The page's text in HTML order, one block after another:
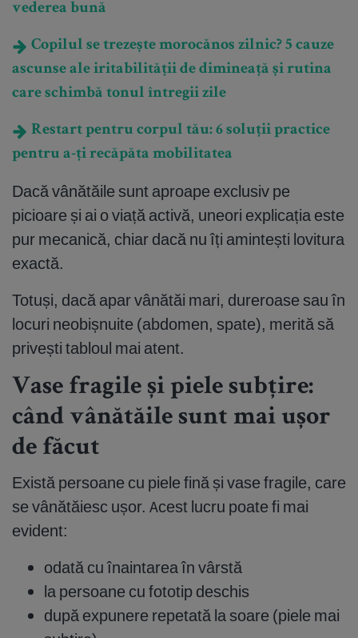
vederea bună
Copilul se trezește morocănos zilnic? 5 cauze
ascunse ale iritabilității de dimineață și rutina
care schimbă tonul întregii zile
Restart pentru corpul tău: 6 soluții practice
pentru a-ți recăpăta mobilitatea
Dacă vânătăile sunt aproape exclusiv pe
picioare și ai o viață activă, uneori explicația este
pur mecanică, chiar dacă nu îți amintești lovitura
exactă.
Totuși, dacă apar vânătăi mari, dureroase sau în
locuri neobișnuite (abdomen, spate), merită să
privești tabloul mai atent.
Vase fragile și piele subțire:
când vânătăile sunt mai ușor
de făcut
Există persoane cu piele fină și vase fragile, care
se vânătăiesc ușor. Acest lucru poate fi mai
evident:
odată cu înaintarea în vârstă
la persoane cu fototip deschis
după expunere repetată la soare (piele mai